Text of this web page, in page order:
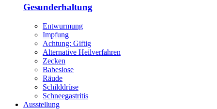
Gesunderhaltung
Entwurmung
Impfung
Achtung: Giftig
Alternative Heilverfahren
Zecken
Babesiose
Räude
Schilddrüse
Schneegastritis
Ausstellung